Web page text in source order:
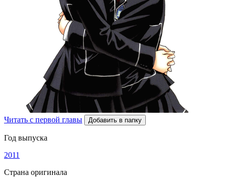
Читать с первой главы Добавить в папку
Год выпуска
2011
Страна оригинала